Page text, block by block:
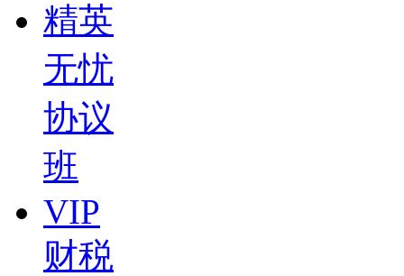
精英
无忧
协议
班
VIP
财税